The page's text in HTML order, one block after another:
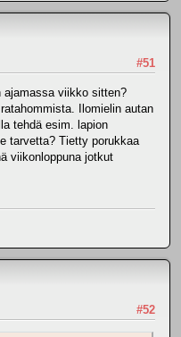
#51
ajamassa viikko sitten?
Ilomielin autan
tehdä esim. lapion
tarvetta? Tietty porukkaa
viikonloppuna jotkut
#52